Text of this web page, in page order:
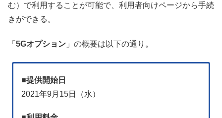
む）で利用することが可能で、利用者向けページから手続
きができる。
「 5Gオプション 」の概要は以下の通り。
■提供開始日
2021年9月15日（水）